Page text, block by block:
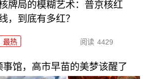
牌局的模糊艺术：普京核红
，到底有多红？
最热 阅读 4429
馆，高市早苗的美梦该醒了